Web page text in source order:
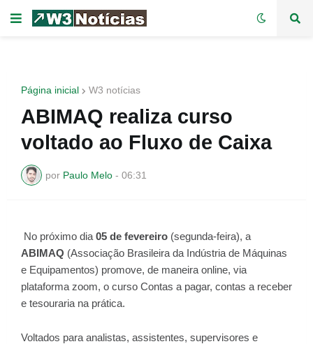
Página inicial W3 notícias
ABIMAQ realiza curso
voltado ao Fluxo de Caixa
por Paulo Melo - 06:31
No próximo dia 05 de fevereiro (segunda-feira), a
ABIMAQ (Associação Brasileira da Indústria de Máquinas
e Equipamentos) promove, de maneira online, via
plataforma zoom, o curso Contas a pagar, contas a receber
e tesouraria na prática.
Voltados para analistas, assistentes, supervisores e